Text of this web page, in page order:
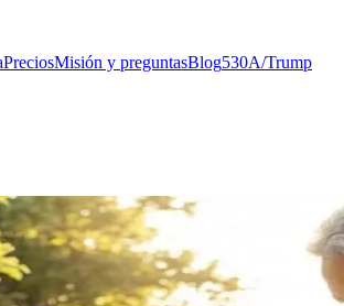
PreciosMisión y preguntasBlog530A/Trump